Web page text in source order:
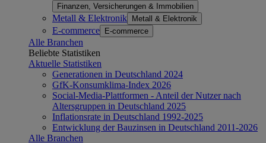
Finanzen, Versicherungen & Immobilien
Metall & Elektronik Metall & Elektronik
E-commerce E-commerce
Alle Branchen
Beliebte Statistiken
Aktuelle Statistiken
Generationen in Deutschland 2024
GfK-Konsumklima-Index 2026
Social-Media-Plattformen - Anteil der Nutzer nach
Altersgruppen in Deutschland 2025
Inflationsrate in Deutschland 1992-2025
Entwicklung der Bauzinsen in Deutschland 2011-2026
Alle Branchen